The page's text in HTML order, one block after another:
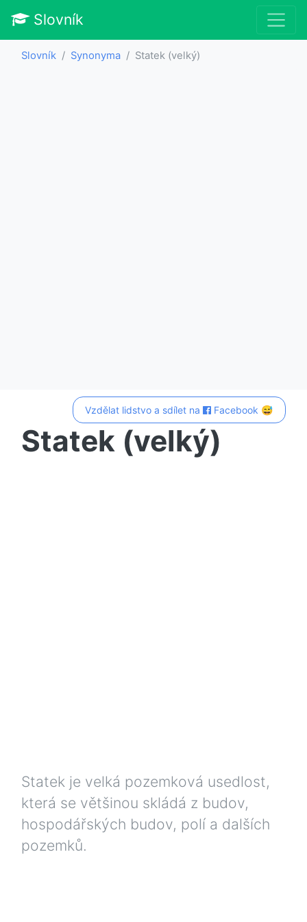
Slovník
Slovník Synonyma Statek (velký)
Vzdělat lidstvo a sdílet na Facebook 😅
Statek (velký)
Statek je velká pozemková usedlost,
která se většinou skládá z budov,
hospodářských budov, polí a dalších
pozemků.